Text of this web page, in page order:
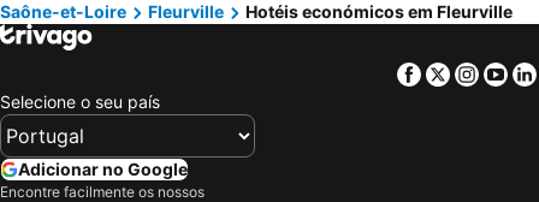
Saône-et-Loire
Fleurville Hotéis económicos em Fleurville
Facebook
Twitter
Selecione o seu país
Adicionar no Google
Encontre facilmente os nossos